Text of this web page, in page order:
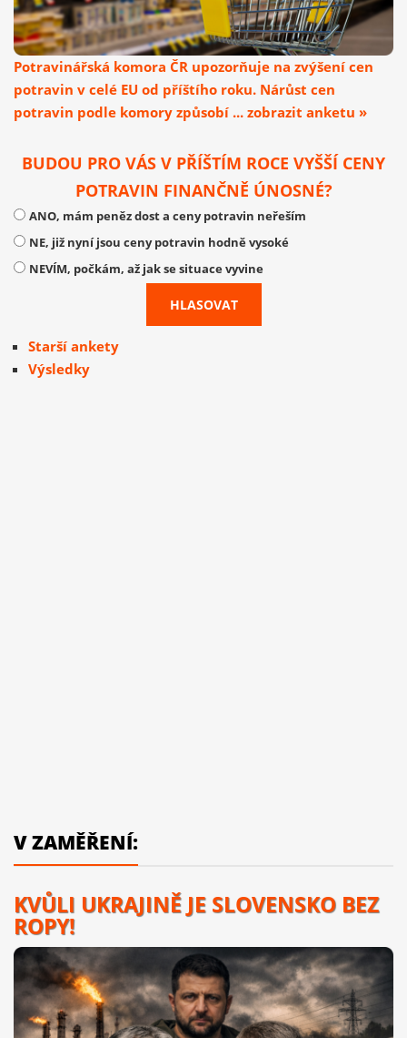
Potravinářská komora ČR upozorňuje na zvýšení cen
potravin v celé EU od příštího roku. Nárůst cen
potravin podle komory způsobí ... zobrazit anketu »
BUDOU PRO VÁS V PŘÍŠTÍM ROCE VYŠŠÍ CENY
POTRAVIN FINANČNĚ ÚNOSNÉ?
ANO, mám peněz dost a ceny potravin neřeším
NE, již nyní jsou ceny potravin hodně vysoké
NEVÍM, počkám, až jak se situace vyvine
Starší ankety
Výsledky
V ZAMĚŘENÍ:
KVŮLI UKRAJINĚ JE SLOVENSKO BEZ
ROPY!